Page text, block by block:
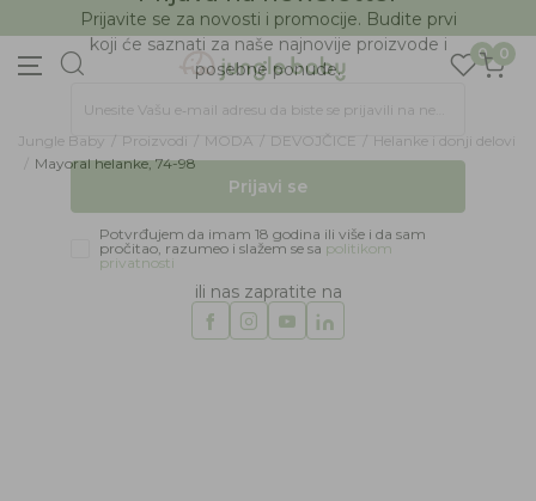
BESPLATNA ISPORUKA Paketa preko 4.000 RSD
0 0
Jungle Baby Proizvodi MODA DEVOJČICE
Helanke i donji delovi
Mayoral helanke, 74-98
Prijava na newsletter
Prijavite se za novosti i promocije. Budite prvi
koji će saznati za naše najnovije proizvode i
posebne ponude.
Unesite Vašu e‑mail adresu da biste se prijavili na newsletter.
Potvrđujem da imam 18 godina ili više i da sam
pročitao, razumeo i slažem se sapolitikom
ili nas zapratite na